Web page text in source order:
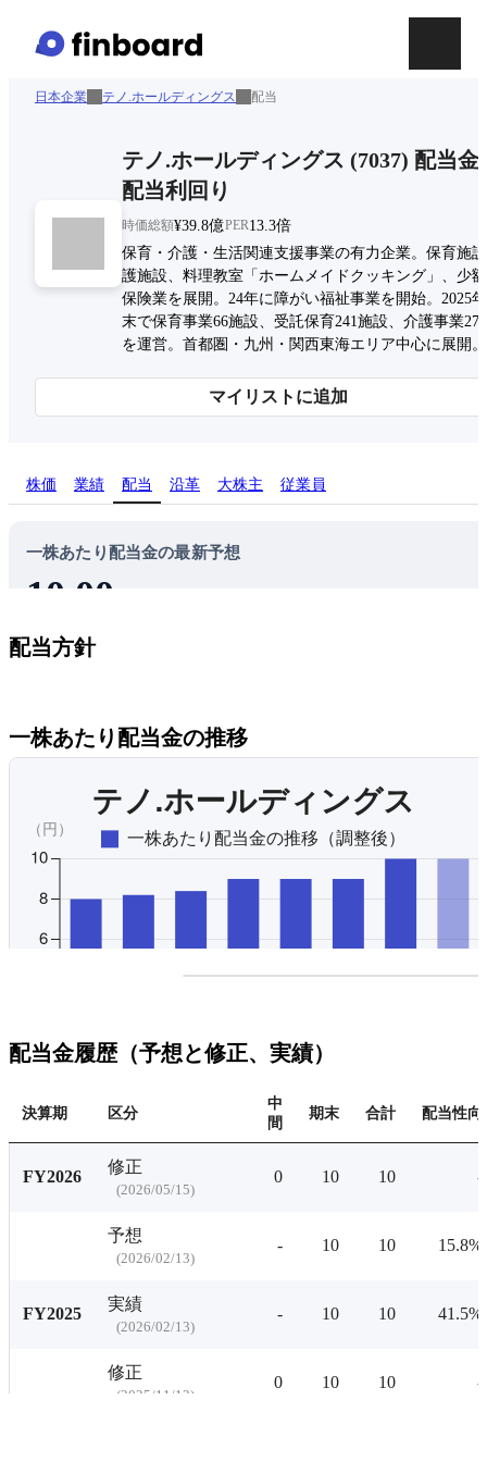
日本企業 テノ.ホールディングス 配当
テノ.ホールディングス (7037) 配当金
配当利回り
時価総額¥39.8億PER13.3倍
保育・介護・生活関連支援事業の有力企業。保育施
護施設、料理教室「ホームメイドクッキング」、少
保険業を展開。24年に障がい福祉事業を開始。2025
末で保育事業66施設、受託保育241施設、介護事業27
を運営。首都圏・九州・関西東海エリア中心に展開。
マイリストに追加
株価 業績 配当 沿革 大株主 従業員
一株あたり配当金の最新予想
10.00
テノ.ホールディングスの株を100株買うと、年間1,000円の配
当金が貰える予想です。
配当方針
針としている。内部留保資金は新規施設開設の建築資金等
オリジナルを見る
一株あたり配当金の推移
プレミアム会員にご登録
配当利回りの推移にアクセ
配当金履歴（予想と修正、実績）
決算期 区分
中
間
期末 合計 配当性向
FY2026
修正
(2026/05/15)
0 10 10 -
予想
(2026/02/13)
- 10 10 15.8%
FY2025
実績
(2026/02/13)
- 10 10 41.5%
修正
(2025/11/13)
0 10 10 -